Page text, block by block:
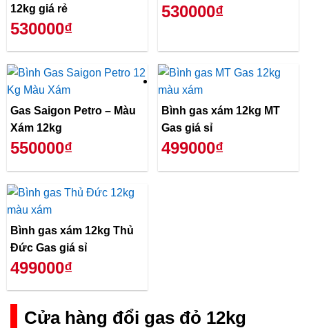
12kg giá rẻ
530000₫
530000₫
Gas Saigon Petro – Màu
Xám 12kg
550000₫
Bình gas xám 12kg MT
Gas giá sỉ
499000₫
Bình gas xám 12kg Thủ
Đức Gas giá sỉ
499000₫
Cửa hàng đổi gas đỏ 12kg